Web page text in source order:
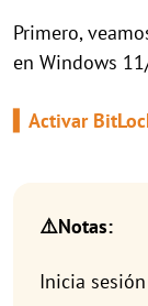
Primero,
en Windows
▍Activar
⚠️Notas:
Inicia